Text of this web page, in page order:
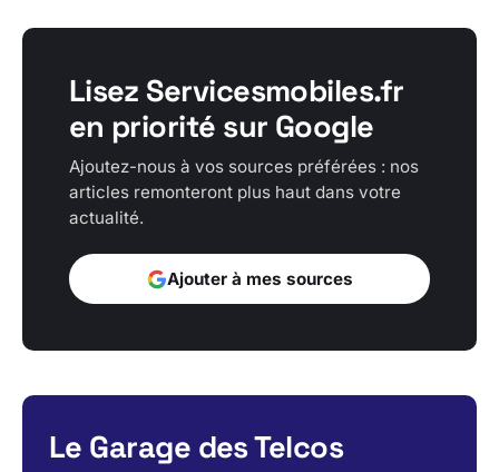
Lisez Servicesmobiles.fr
en priorité sur Google
Ajoutez-nous à vos sources préférées : nos
articles remonteront plus haut dans votre
actualité.
Ajouter à mes sources
Le Garage des Telcos